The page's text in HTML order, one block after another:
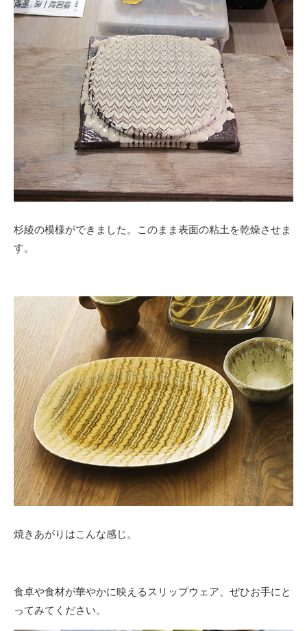
杉綾の模様ができました。このまま表面の粘土を乾燥させま
す。
焼きあがりはこんな感じ。
食卓や食材が華やかに映えるスリップウェア、ぜひお手にと
ってみてください。